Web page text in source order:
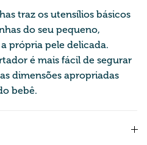
traz os utensílios básicos
do seu pequeno,
própria pele delicada.
é mais fácil de segurar
dimensões apropriadas
bebê.